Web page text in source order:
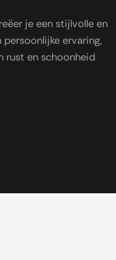
je een stijlvolle en
persoonlijke ervaring,
rust en schoonheid